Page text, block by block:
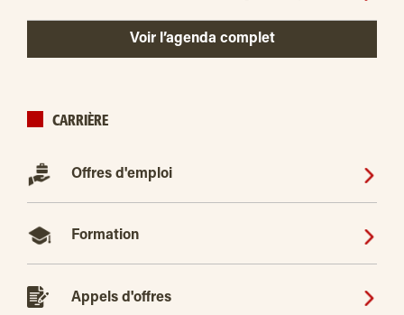
Voir l’agenda complet
CARRIÈRE
Offres d'emploi
Formation
Appels d'offres